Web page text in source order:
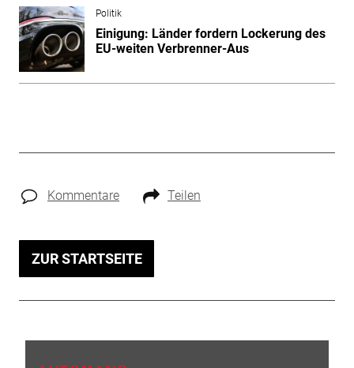
Politik
Einigung: Länder fordern Lockerung des
EU-weiten Verbrenner-Aus
Kommentare Teilen
ZUR STARTSEITE